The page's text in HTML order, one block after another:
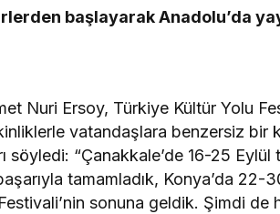
başlayarak Anadolu’da
Nuri Ersoy, Türkiye Kültür Yolu
vatandaşlara benzersiz bir
söyledi: “Çanakkale’de 16-25
tamamladık, Konya’da 22-
sonuna geldik. Şimdi de